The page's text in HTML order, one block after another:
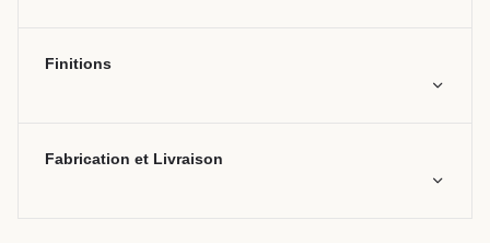
Finitions
Fabrication et Livraison